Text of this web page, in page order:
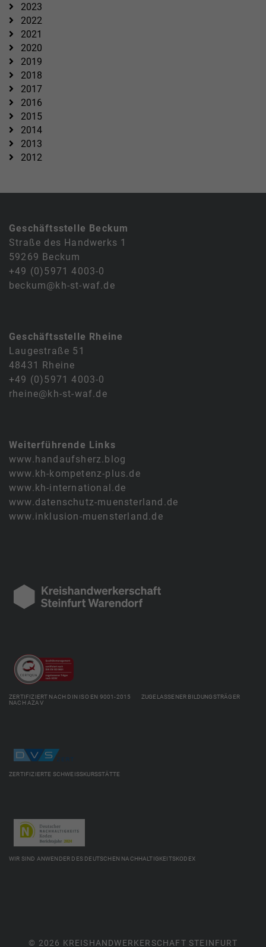
2023
2022
2021
2020
2019
2018
2017
2016
2015
2014
2013
2012
Geschäftsstelle Beckum
Straße des Handwerks 1
59269 Beckum
+49 (0)5971 4003-0
beckum@kh-st-waf.de
Geschäftsstelle Rheine
Laugestraße 51
48431 Rheine
+49 (0)5971 4003-0
rheine@kh-st-waf.de
Weiterführende Links
www.handaufsherz.blog
www.kh-kompetenz-plus.de
www.kh-international.de
www.datenschutz-muensterland.de
www.inklusion-muensterland.de
ZERTIFIZIERT NACH DIN ISO EN 9001-2015 ZUGELASSENER BILDUNGSTRÄGER
NACH AZAV
ZERTIFIZIERTE SCHWEISSKURSSTÄTTE
WIR SIND ANWENDER DES DEUTSCHEN NACHHALTIGKEITSKODEX
© 2026 KREISHANDWERKERSCHAFT STEINFURT